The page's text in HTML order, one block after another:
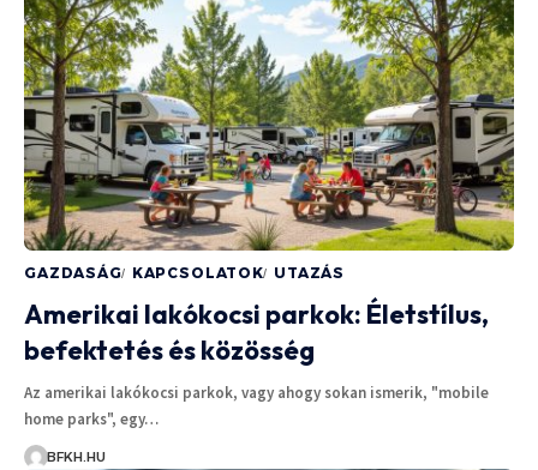
GAZDASÁG KAPCSOLATOK UTAZÁS
Amerikai lakókocsi parkok: Életstílus,
befektetés és közösség
Az amerikai lakókocsi parkok, vagy ahogy sokan ismerik, "mobile
home parks", egy…
BFKH.HU